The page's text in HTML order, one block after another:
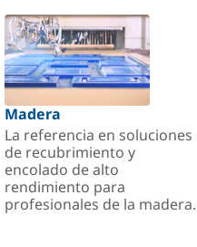
Madera
La referencia en soluciones
de recubrimiento y
encolado de alto
rendimiento para
profesionales de la madera.